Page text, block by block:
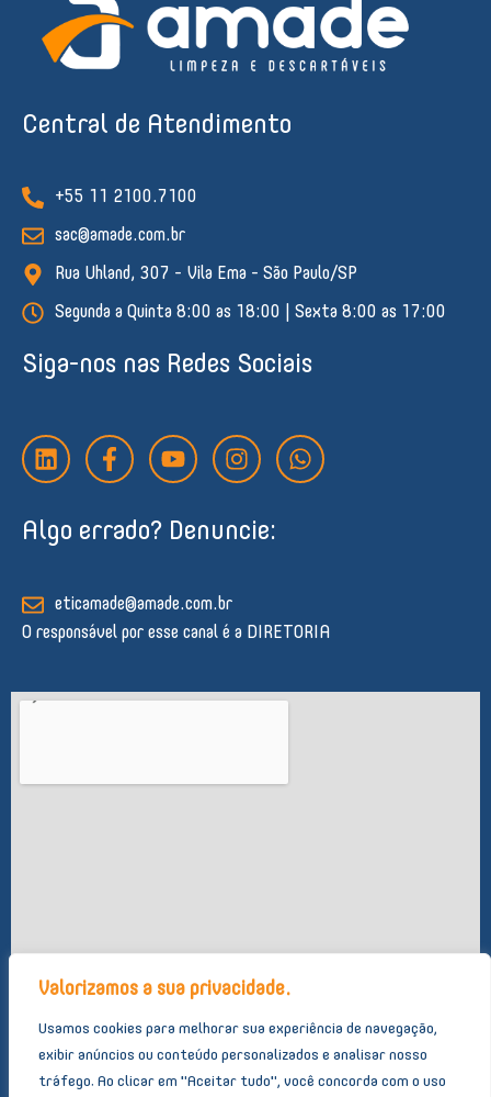
Valorizamos a sua privacidade.
Usamos cookies para melhorar sua experiência de navegação,
exibir anúncios ou conteúdo personalizados e analisar nosso
tráfego. Ao clicar em "Aceitar tudo", você concorda com o uso
Central de Atendimento
+55 11 2100.7100
sac@amade.com.br
Rua Uhland, 307 - Vila Ema - São Paulo/SP
Segunda a Quinta 8:00 as 18:00 | Sexta 8:00 as 17:00
Siga-nos nas Redes Sociais
L
i
n
e
n
F
a
c
b
k
-
Y
o
u
u
I
n
s
a
m
W
h
a
Algo errado? Denuncie:
eticamade@amade.com.br
O responsável por esse canal é a DIRETORIA